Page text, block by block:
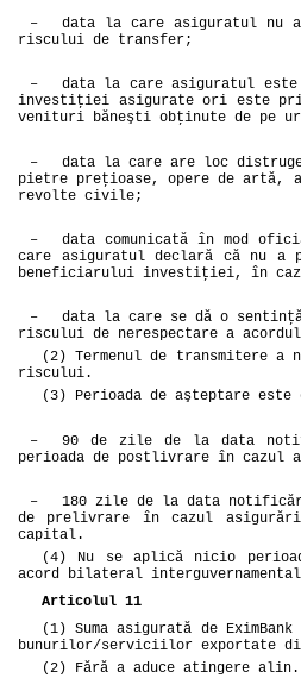
–
data la care asiguratul nu
riscului de transfer;
–
data la care asiguratul
investiţiei asigurate ori este
venituri băneşti obţinute de pe
–
data la care are loc
pietre preţioase, opere de artă,
revolte civile;
–
data comunicată în mod
care asiguratul declară că nu a
beneficiarului investiţiei, în
–
data la care se dă o
riscului de nerespectare a
(2) Termenul de transmitere
riscului.
(3) Perioada de aşteptare este
–
90 de zile de la data
perioada de postlivrare în
–
180 zile de la data
de prelivrare în cazul
capital.
(4) Nu se aplică nicio
acord bilateral
Articolul 11
(1) Suma asigurată de
bunurilor/serviciilor exportate din
(2) Fără a aduce atingere